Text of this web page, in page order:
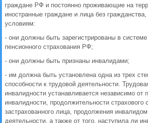
граждане РФ и постоянно проживающие на
иностранные граждане и лица без
условиям:
- они должны быть зарегистрированы в системе
пенсионного страхования РФ;
- они должны быть признаны инвалидами;
- им должна быть установлена одна из трех
способности к трудовой деятельности.
инвалидности устанавливается независимо от
инвалидности, продолжительности страхового
застрахованного лица, продолжения
деятельности, а также от того, наступила ли